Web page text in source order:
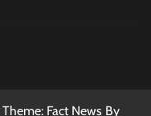
Theme: Fact News By